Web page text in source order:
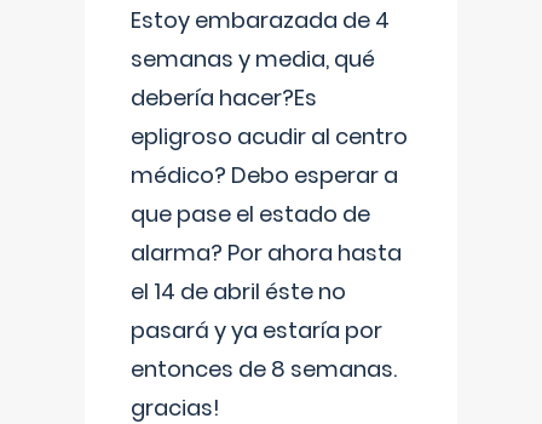
Estoy embarazada de 4
semanas y media, qué
debería hacer?Es
epligroso acudir al centro
médico? Debo esperar a
que pase el estado de
alarma? Por ahora hasta
el 14 de abril éste no
pasará y ya estaría por
entonces de 8 semanas.
gracias!